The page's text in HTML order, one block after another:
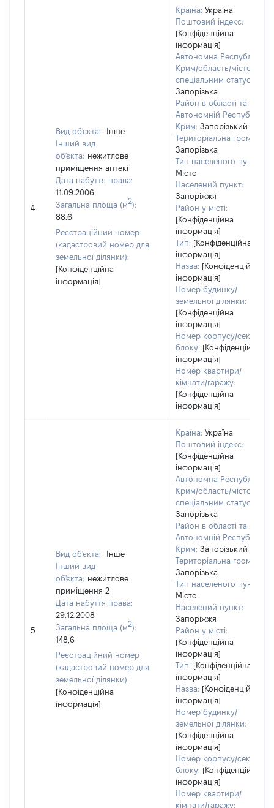
4
Вид об'єкта:
Інше
Інший вид
об'єкта: нежитлове
приміщення аптекі
Дата набуття права:
11.09.2006
Загальна площа (м2):
88.6
Реєстраційний номер
(кадастровий номер для
земельної ділянки):
[Конфіденційна
інформація]
Країна: Україна
Поштовий індекс:
[Конфіденційна
інформація]
Автономна Республіка
Крим/область/місто зі
спеціальним статусом:
Запорізька
Район в області та
Автономній Республіці
Крим: Запорізький
Територіальна громада:
Запорізька
Тип населеного пункту:
Місто
Населений пункт:
Запоріжжя
Район у місті:
[Конфіденційна
інформація]
Тип: [Конфіденційна
інформація]
Назва: [Конфіденційна
інформація]
Номер будинку/
земельної ділянки:
[Конфіденційна
інформація]
Номер корпусу/секції/
блоку: [Конфіденційна
інформація]
Номер квартири/
кімнати/гаражу:
[Конфіденційна
інформація]
5
Вид об'єкта:
Інше
Інший вид
об'єкта: нежитлове
приміщення 2
Дата набуття права:
29.12.2008
Загальна площа (м2):
148,6
Реєстраційний номер
(кадастровий номер для
земельної ділянки):
[Конфіденційна
інформація]
Країна: Україна
Поштовий індекс:
[Конфіденційна
інформація]
Автономна Республіка
Крим/область/місто зі
спеціальним статусом:
Запорізька
Район в області та
Автономній Республіці
Крим: Запорізький
Територіальна громада:
Запорізька
Тип населеного пункту:
Місто
Населений пункт:
Запоріжжя
Район у місті:
[Конфіденційна
інформація]
Тип: [Конфіденційна
інформація]
Назва: [Конфіденційна
інформація]
Номер будинку/
земельної ділянки:
[Конфіденційна
інформація]
Номер корпусу/секції/
блоку: [Конфіденційна
інформація]
Номер квартири/
кімнати/гаражу: